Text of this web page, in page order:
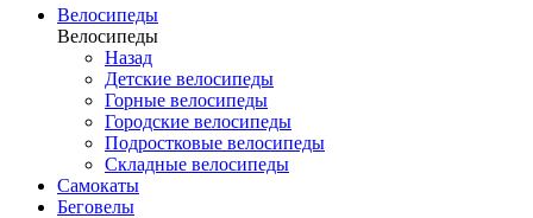
Велосипеды
Велосипеды
Назад
Детские велосипеды
Горные велосипеды
Городские велосипеды
Подростковые велосипеды
Складные велосипеды
Самокаты
Беговелы